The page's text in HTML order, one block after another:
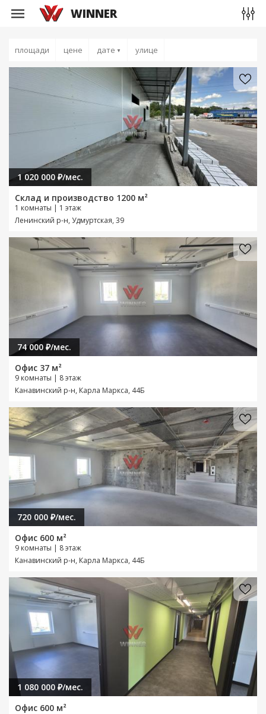
WINNER
площади цене дате ▼ улице
1 020 000 ₽/мес.
Склад и производство 1200 м²
1 комнаты | 1 этаж
Ленинский р-н, Удмуртская, 39
74 000 ₽/мес.
Офис 37 м²
9 комнаты | 8 этаж
Канавинский р-н, Карла Маркса, 44Б
720 000 ₽/мес.
Офис 600 м²
9 комнаты | 8 этаж
Канавинский р-н, Карла Маркса, 44Б
1 080 000 ₽/мес.
Офис 600 м²